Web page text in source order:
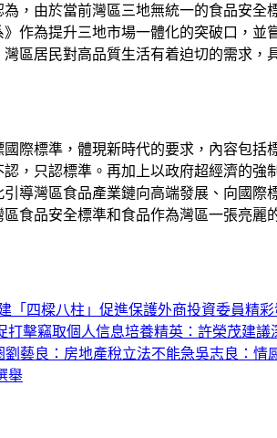
，由於當前灣區三地無統一的食品安
作為提升三地市場一體化的突破口，
區居民對高品質生活有着迫切的需求
際標準，體現新時代的要求，內容包
，只認標準。再加上以政府超經濟的
導灣區食品產業鏈向高端發展、向國
食品安全標準和食品作為灣區一張亮麗
「四樑八柱」促進保護外商投資委員精
打擊竊取個人信息培養精英：許榮茂建議
劉藝良：房地產稅立法不能急吳志良：情
舉